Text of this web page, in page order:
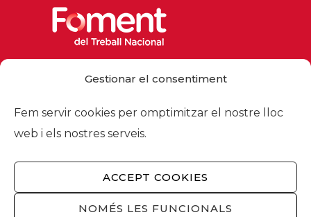
Gestionar el consentiment
Fem servir cookies per omptimitzar el nostre lloc
web i els nostres serveis.
ACCEPT COOKIES
NOMÉS LES FUNCIONALS
foment@foment.com
© 2026 - Foment del Treball Nacional
Nosaltres